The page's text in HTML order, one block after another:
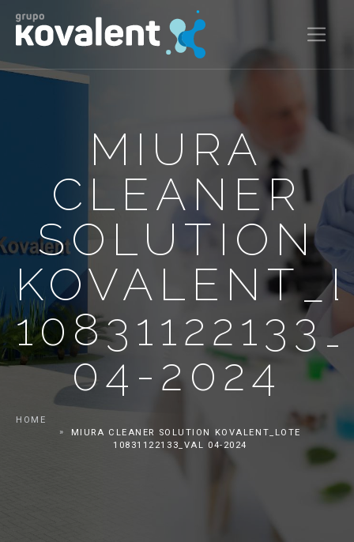
MIURA
CLEANER
SOLUTION
04-2024
HOME
MIURA CLEANER SOLUTION KOVALENT_LOTE
10831122133_VAL 04-2024